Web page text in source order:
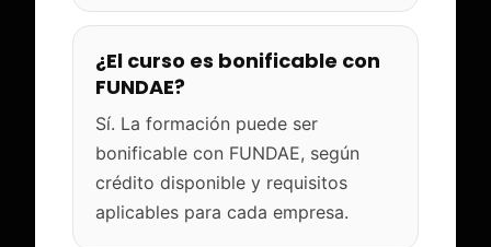
¿El curso es bonificable con
FUNDAE?
Sí. La formación puede ser
bonificable con FUNDAE, según
crédito disponible y requisitos
aplicables para cada empresa.